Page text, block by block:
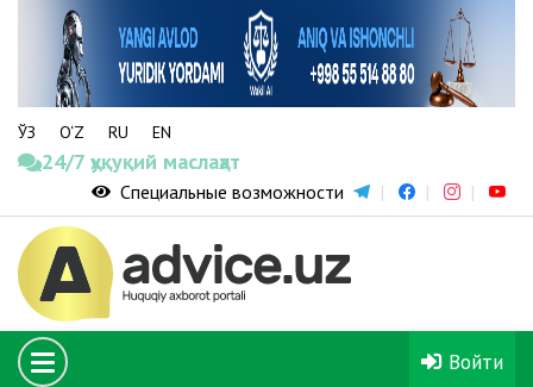
ЎЗ O‘Z RU EN
24/7 ҳуқуқий маслаҳат
Специальные возможности
Войти